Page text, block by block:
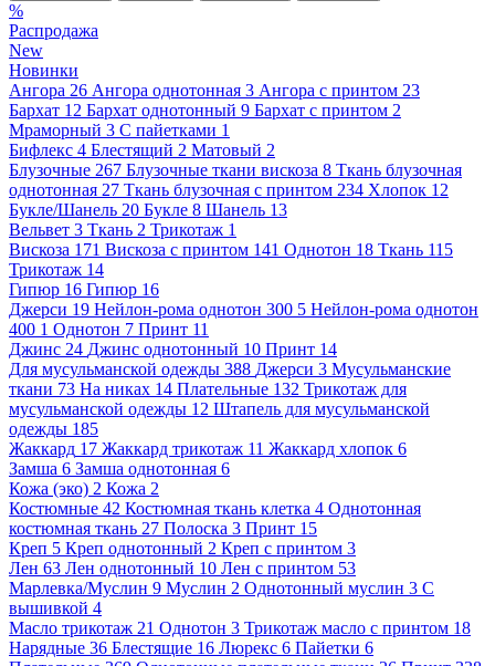
%
Распродажа
New
Новинки
Ангора 26 Ангора однотонная 3 Ангора с принтом 23
Бархат 12 Бархат однотонный 9 Бархат с принтом 2
Мраморный 3 С пайетками 1
Бифлекс 4 Блестящий 2 Матовый 2
Блузочные 267 Блузочные ткани вискоза 8 Ткань блузочная
однотонная 27 Ткань блузочная с принтом 234 Хлопок 12
Букле/Шанель 20 Букле 8 Шанель 13
Вельвет 3 Ткань 2 Трикотаж 1
Вискоза 171 Вискоза с принтом 141 Однотон 18 Ткань 115
Трикотаж 14
Гипюр 16 Гипюр 16
Джерси 19 Нейлон-рома однотон 300 5 Нейлон-рома однотон
400 1 Однотон 7 Принт 11
Джинс 24 Джинс однотонный 10 Принт 14
Для мусульманской одежды 388 Джерси 3 Мусульманские
ткани 73 На никах 14 Плательные 132 Трикотаж для
мусульманской одежды 12 Штапель для мусульманской
одежды 185
Жаккард 17 Жаккард трикотаж 11 Жаккард хлопок 6
Замша 6 Замша однотонная 6
Кожа (эко) 2 Кожа 2
Костюмные 42 Костюмная ткань клетка 4 Однотонная
костюмная ткань 27 Полоска 3 Принт 15
Креп 5 Креп однотонный 2 Креп с принтом 3
Лен 63 Лен однотонный 10 Лен с принтом 53
Марлевка/Муслин 9 Муслин 2 Однотонный муслин 3 С
вышивкой 4
Масло трикотаж 21 Однотон 3 Трикотаж масло с принтом 18
Нарядные 36 Блестящие 16 Люрекс 6 Пайетки 6